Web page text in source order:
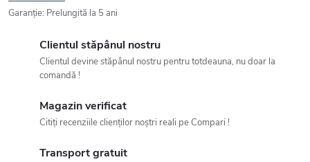
Garanţie: Prelungită la 5 ani
Clientul stăpânul nostru
Clientul devine stăpânul nostru pentru totdeauna, nu doar la
comandă !
Magazin verificat
Citiți recenziile clienților noștri reali pe Compari !
Transport gratuit